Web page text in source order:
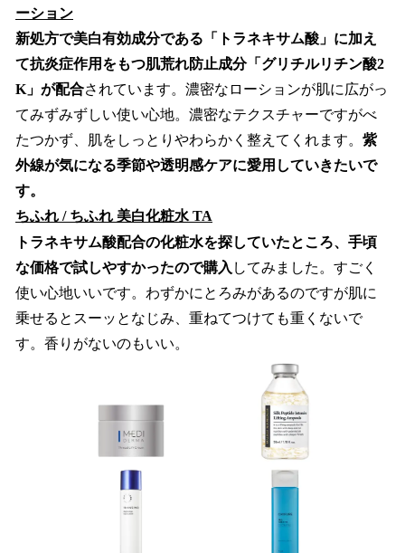
ーション
新処方で美白有効成分である「トラネキサム酸」に加え
て抗炎症作用をもつ肌荒れ防止成分「グリチルリチン酸2
K」が配合されています。濃密なローションが肌に広がっ
てみずみずしい使い心地。濃密なテクスチャーですがべ
たつかず、肌をしっとりやわらかく整えてくれます。 紫
外線が気になる季節や透明感ケアに愛用していきたいで
す。
ちふれ / ちふれ 美白化粧水 TA
トラネキサム酸配合の化粧水を探していたところ、手頃
な価格で試しやすかったので購入 してみました。すごく
使い心地いいです。わずかにとろみがあるのですが肌に
乗せるとスーッとなじみ、重ねてつけても重くないで
す。香りがないのもいい。